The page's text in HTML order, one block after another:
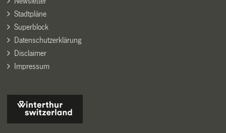
Stadtpläne
Superblock
Datenschutzerklärung
Disclaimer
Impressum